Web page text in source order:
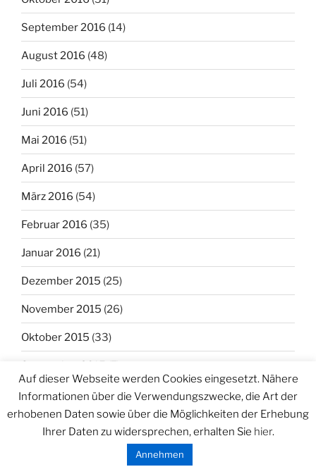
September 2016 (14)
August 2016 (48)
Juli 2016 (54)
Juni 2016 (51)
Mai 2016 (51)
April 2016 (57)
März 2016 (54)
Februar 2016 (35)
Januar 2016 (21)
Dezember 2015 (25)
November 2015 (26)
Oktober 2015 (33)
September 2015 (7)
August 2015(34)
Juli 2015 (31)
Auf dieser Webseite werden Cookies eingesetzt. Nähere
Informationen über die Verwendungszwecke, die Art der
erhobenen Daten sowie über die Möglichkeiten der Erhebung
Ihrer Daten zu widersprechen, erhalten Sie hier.
Annehmen